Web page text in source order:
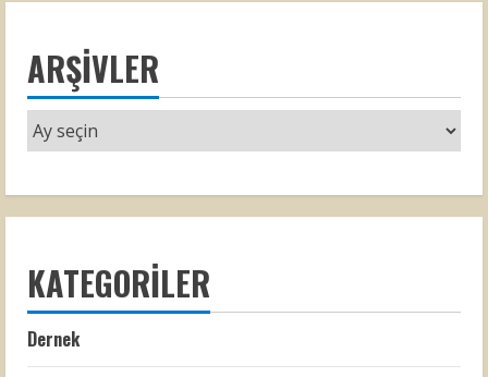
ARŞIVLER
KATEGORILER
Dernek